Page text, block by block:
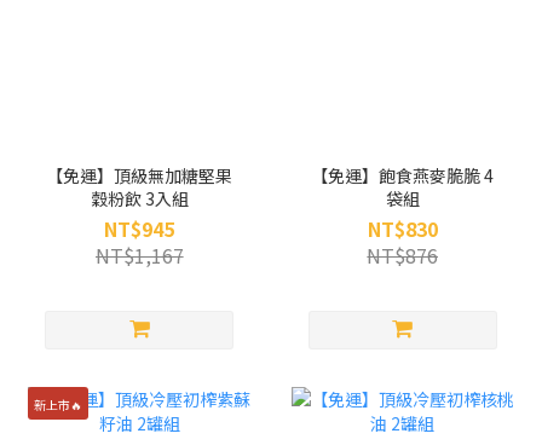
【免運】頂級無加糖堅果
穀粉飲 3入組
NT$945
NT$1,167
【免運】飽食燕麥脆脆 4
袋組
NT$830
NT$876
新上市🔥